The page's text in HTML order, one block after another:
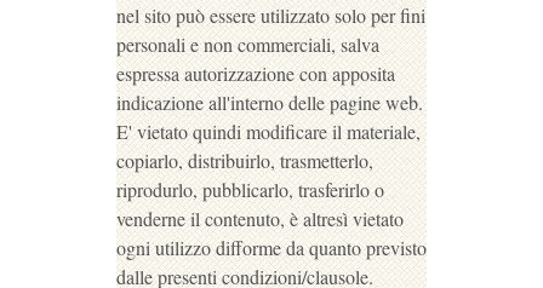
nel sito può essere utilizzato solo per fini
personali e non commerciali, salva
espressa autorizzazione con apposita
indicazione all'interno delle pagine web.
E' vietato quindi modificare il materiale,
copiarlo, distribuirlo, trasmetterlo,
riprodurlo, pubblicarlo, trasferirlo o
venderne il contenuto, è altresì vietato
ogni utilizzo difforme da quanto previsto
dalle presenti condizioni/clausole.